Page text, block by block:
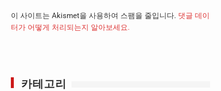
이 사이트는 Akismet을 사용하여 스팸을 줄입니다. 댓글 데이
터가 어떻게 처리되는지 알아보세요.
카테고리